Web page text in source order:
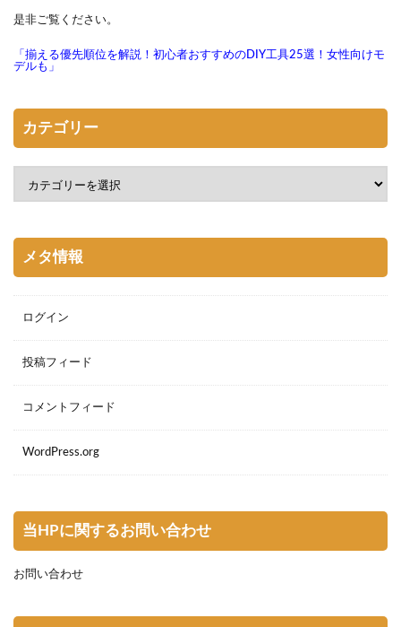
是非ご覧ください。
「揃える優先順位を解説！初心者おすすめのDIY工具25選！女性向けモ
デルも」
カテゴリー
メタ情報
ログイン
投稿フィード
コメントフィード
WordPress.org
当HPに関するお問い合わせ
お問い合わせ